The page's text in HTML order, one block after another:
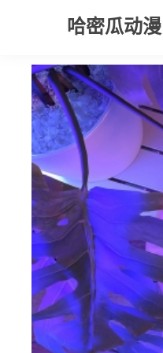
哈密瓜动漫
大家在看 日本动漫